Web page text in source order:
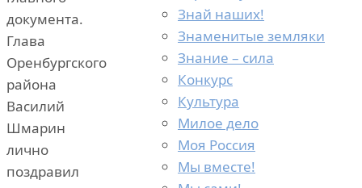
документа.
Глава
Оренбургского
района
Василий
Шмарин
лично
поздравил
Знай наших!
Знаменитые земляки
Знание – сила
Конкурс
Культура
Милое дело
Моя Россия
Мы вместе!